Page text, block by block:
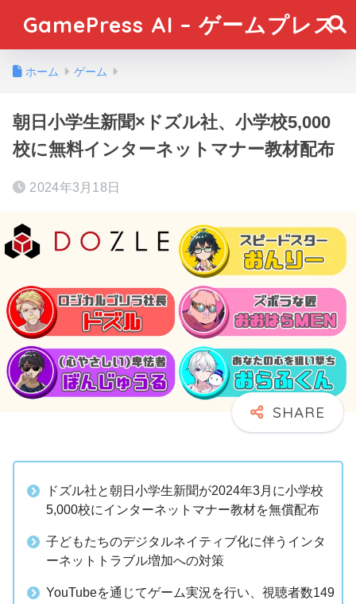
GamePress AI – ゲームプレス
ホーム ゲーム
朝日小学生新聞×ドズル社、小学校5,000
校に無料インターネットマナー教材配布
2024年3月18日
ドズル社と朝日小学生新聞が2024年3月に小学校
5,000校にインターネットマナー教材を無償配布
子どもたちのデジタルネイティブ化に伴うインタ
ーネットトラブル増加への対策
YouTubeを通じてゲーム実況を行い、視聴者数149